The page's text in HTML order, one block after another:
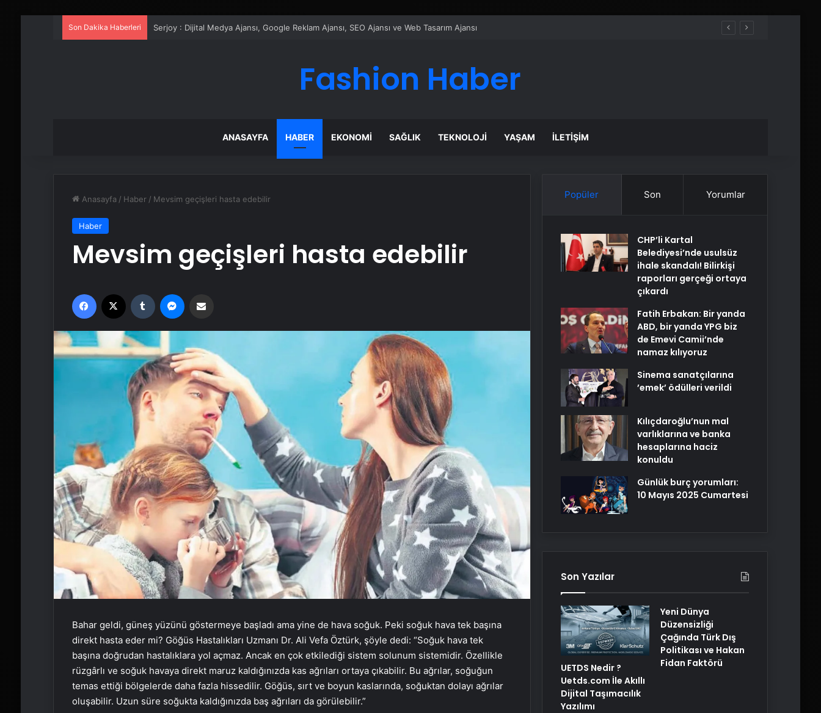
Son Dakika Haberleri UETDS Nedir ? Uetds.com İle Akıllı Dijital Taşımacılık Yazılımı
Fashion Haber
ANASAYFA HABER EKONOMI SAĞLIK TEKNOLOJI YAŞAM İLETIŞIM
Anasayfa / Haber / Mevsim geçişleri hasta edebilir
Haber
Mevsim geçişleri hasta edebilir
Facebook Tumblr
Bahar geldi, güneş yüzünü göstermeye başladı ama yine de hava soğuk. Peki soğuk hava tek başına
direkt hasta eder mi? Göğüs Hastalıkları Uzmanı Dr. Ali Vefa Öztürk, şöyle dedi: “Soğuk hava tek
başına doğrudan hastalıklara yol açmaz. Ancak en çok etkilediği sistem solunum sistemidir. Özellikle
rüzgârlı ve soğuk havaya direkt maruz kaldığınızda kas ağrıları ortaya çıkabilir. Bu ağrılar, soğuğun
temas ettiği bölgelerde daha fazla hissedilir. Göğüs, sırt ve boyun kaslarında, soğuktan dolayı ağrılar
oluşabilir. Uzun süre soğukta kaldığınızda baş ağrıları da görülebilir.”
Popüler Son Yorumlar
CHP’li Kartal
Belediyesi’nde usulsüz
ihale skandalı! Bilirkişi
raporları gerçeği ortaya
çıkardı
Fatih Erbakan: Bir yanda
ABD, bir yanda YPG biz
de Emevi Camii’nde
namaz kılıyoruz
Sinema sanatçılarına
’emek’ ödülleri verildi
Kılıçdaroğlu’nun mal
varlıklarına ve banka
hesaplarına haciz
konuldu
Günlük burç yorumları:
10 Mayıs 2025 Cumartesi
Son Yazılar
UETDS Nedir ?
Uetds.com İle Akıllı
Dijital Taşımacılık
Yazılımı
Yeni Dünya
Düzensizliği
Çağında Türk Dış
Politikası ve Hakan
Fidan Faktörü